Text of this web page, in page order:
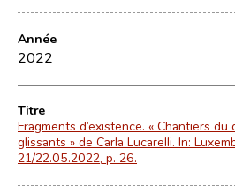
Année
2022
Titre
Fragments d’existence. « Chantiers
glissants » de Carla Lucarelli. In:
21/22.05.2022, p. 26.